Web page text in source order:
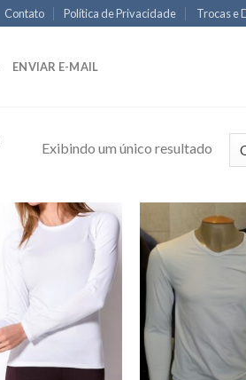
Contato Política de Privacidade Trocas e
ENVIAR E-MAIL
Exibindo um único resultado